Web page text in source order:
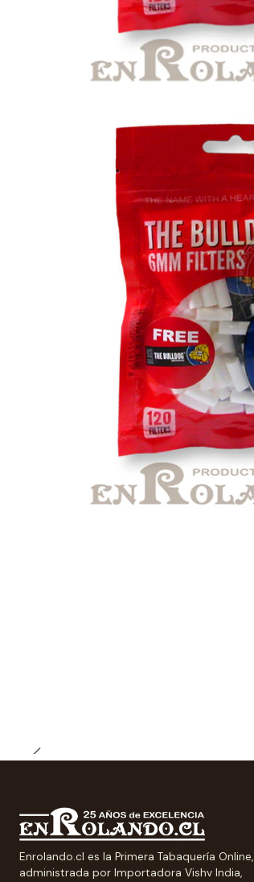
Enrolando.cl es la Primera Tabaquería Online,
administrada por Importadora Vishv India,